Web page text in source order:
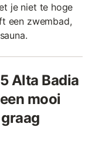
je niet te hoge
een zwembad,
Alta Badia
mooi